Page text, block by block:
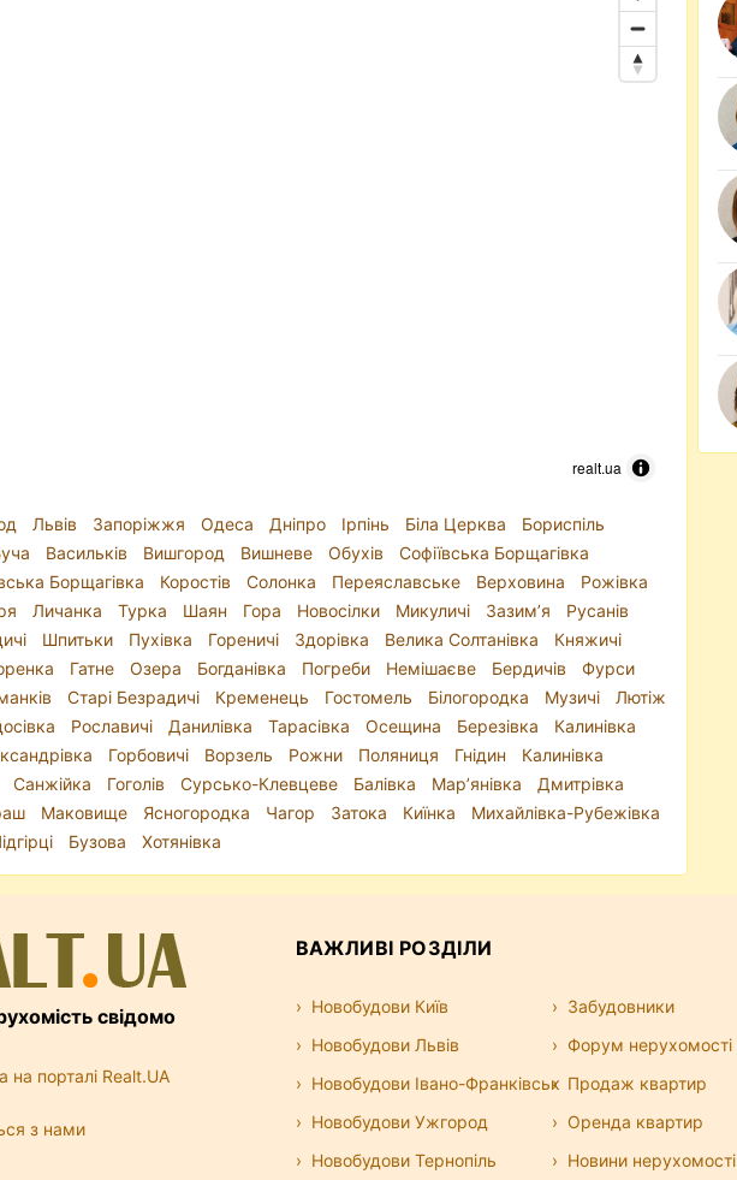
realt.ua
Львів Запоріжжя Одеса Дніпро Ірпінь Біла Церква
Бориспіль
Васильків Вишгород Вишневе Обухів
Софіївська Борщагівка
Борщагівка
Коростів Солонка Переяславське Верховина
Рожівка
Личанка Турка Шаян Гора Новосілки Микуличі Зазим’я
Русанів
Шпитьки Пухівка Гореничі Здорівка Велика Солтанівка
Княжичі
Гатне Озера Богданівка Погреби Немішаєве Бердичів
Фурси
Старі Безрадичі Кременець Гостомель Білогородка Музичі
Лютіж
Рославичі Данилівка Тарасівка Осещина Березівка
Калинівка
Горбовичі Ворзель Рожни Поляниця Гнідин
Калинівка
Санжійка Гоголів Сурсько-Клевцеве Балівка Мар’янівка
Дмитрівка
Маковище Ясногородка Чагор Затока Киїнка
Михайлівка-Рубежівка
Бузова Хотянівка
свідомо
на порталі Realt.UA
з нами
ВАЖЛИВІ РОЗДІЛИ
Новобудови Київ
Новобудови Львів
Новобудови Івано-Франківськ
Новобудови Ужгород
Новобудови Тернопіль
Забудовники
Форум нерухомості
Продаж квартир
Оренда квартир
Новини нерухомості